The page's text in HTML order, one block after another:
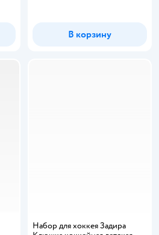
В корзину
Набор для хоккея Задира